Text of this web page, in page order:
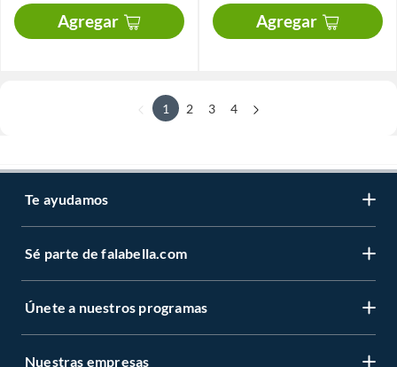
Agregar Agregar
1 2 3 4
Te ayudamos
Sé parte de falabella.com
Únete a nuestros programas
Nuestras empresas